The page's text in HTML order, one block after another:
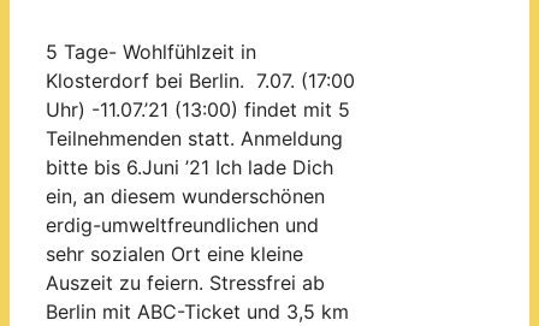
5 Tage- Wohlfühlzeit in
Klosterdorf bei Berlin. 7.07. (17:00
Uhr) -11.07.’21 (13:00) findet mit 5
Teilnehmenden statt. Anmeldung
bitte bis 6.Juni ’21 Ich lade Dich
ein, an diesem wunderschönen
erdig-umweltfreundlichen und
sehr sozialen Ort eine kleine
Auszeit zu feiern. Stressfrei ab
Berlin mit ABC-Ticket und 3,5 km